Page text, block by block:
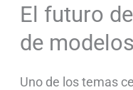
El futuro
de
Uno de los temas